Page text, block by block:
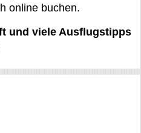
online buchen.
und viele Ausflugstipps